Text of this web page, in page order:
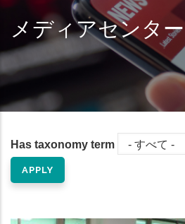
メディアセンター
Has taxonomy term